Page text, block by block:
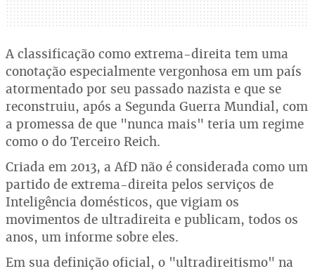
A classificação como extrema-direita tem uma
conotação especialmente vergonhosa em um país
atormentado por seu passado nazista e que se
reconstruiu, após a Segunda Guerra Mundial, com
a promessa de que "nunca mais" teria um regime
como o do Terceiro Reich.
Criada em 2013, a AfD não é considerada como um
partido de extrema-direita pelos serviços de
Inteligência domésticos, que vigiam os
movimentos de ultradireita e publicam, todos os
anos, um informe sobre eles.
Em sua definição oficial, o "ultradireitismo" na